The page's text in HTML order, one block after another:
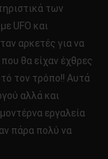
των
UFO και
αρκετές για να
θα είχαν έχθρες
τον τρόπο!! Αυτά
αλλά και
εργαλεία
πάρα πολύ να